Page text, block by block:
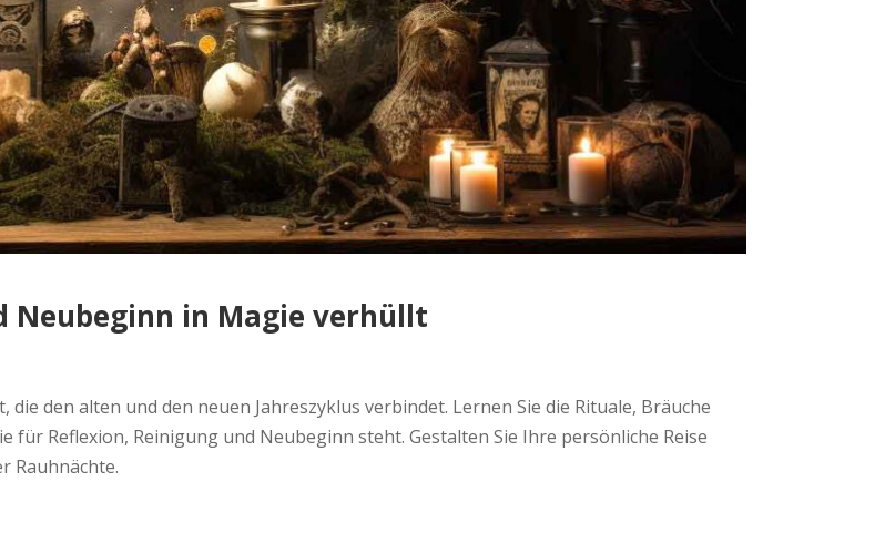
Neubeginn in Magie verhüllt
die den alten und den neuen Jahreszyklus verbindet. Lernen Sie die Rituale, Bräuche
für Reflexion, Reinigung und Neubeginn steht. Gestalten Sie Ihre persönliche Reise
Rauhnächte.